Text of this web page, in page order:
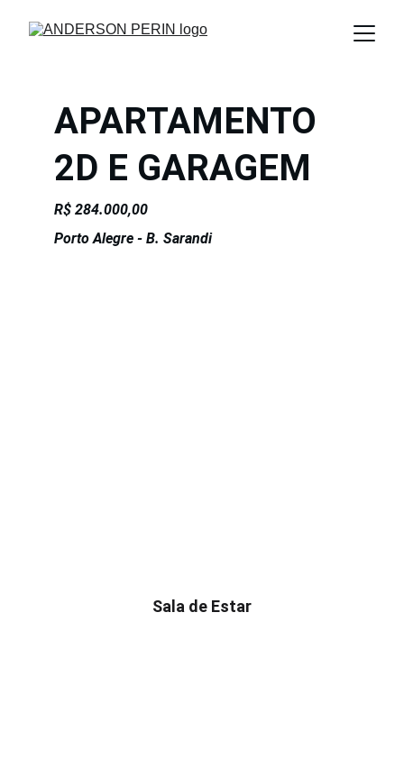
APARTAMENTO
2D E GARAGEM
R$ 284.000,00
Porto Alegre - B. Sarandi
Sala de Estar